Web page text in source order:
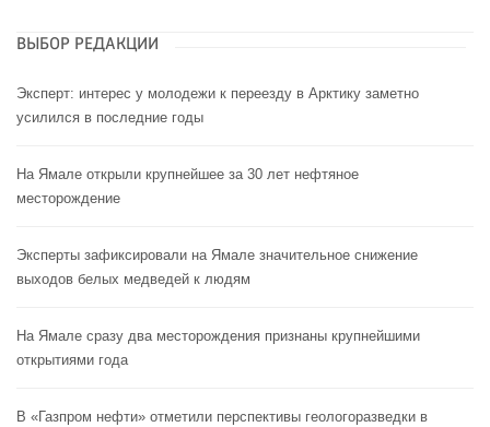
ВЫБОР РЕДАКЦИИ
Эксперт: интерес у молодежи к переезду в Арктику заметно
усилился в последние годы
На Ямале открыли крупнейшее за 30 лет нефтяное
месторождение
Эксперты зафиксировали на Ямале значительное снижение
выходов белых медведей к людям
На Ямале сразу два месторождения признаны крупнейшими
открытиями года
В «Газпром нефти» отметили перспективы геологоразведки в